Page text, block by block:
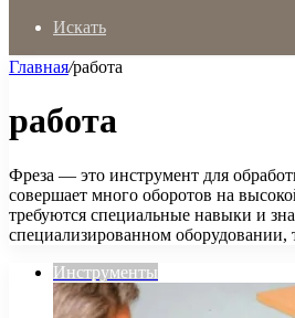
Искать
Главная/работа
работа
Фреза — это инструмент для
совершает много оборотов на
требуются специальные навыки и
специализированном
Инструменты